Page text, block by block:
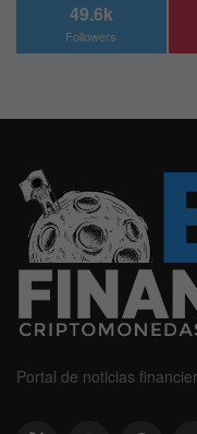
49.6k
Followers
Portal de noticias